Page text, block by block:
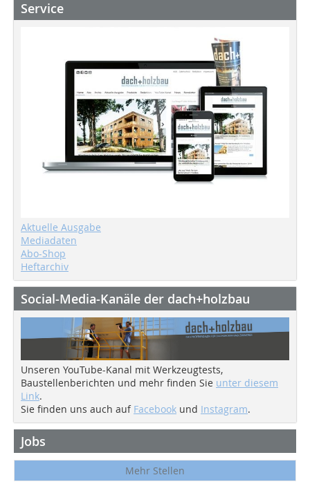
Service
Aktuelle Ausgabe
Mediadaten
Abo-Shop
Heftarchiv
Social-Media-Kanäle der dach+holzbau
Unseren YouTube-Kanal mit Werkzeugtests,
Baustellenberichten und mehr finden Sie unter diesem
Link.
Sie finden uns auch auf Facebook und Instagram.
Jobs
Mehr Stellen